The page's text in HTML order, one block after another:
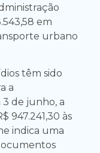
em
urbano
têm sido
a
3 de junho, a
947.241,30 às
indica uma